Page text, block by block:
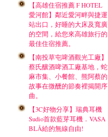
【高雄住宿推薦 F HOTEL
愛河館】鄰近愛河畔與捷運
站出口，好睡的大床及寬廣
的空間，給您來高雄旅行的
最佳住宿推薦。
【南投草屯啤酒觀光工廠】
蔡氏釀酒啤酒工廠基地，蛇
麻市集、小餐館、熊阿蔡的
故事在微醺的節奏裡揭開序
曲。
【3C好物分享】瑞典耳機
Sudio首款藍芽耳機．VASA
BLÅ給的無線自由!